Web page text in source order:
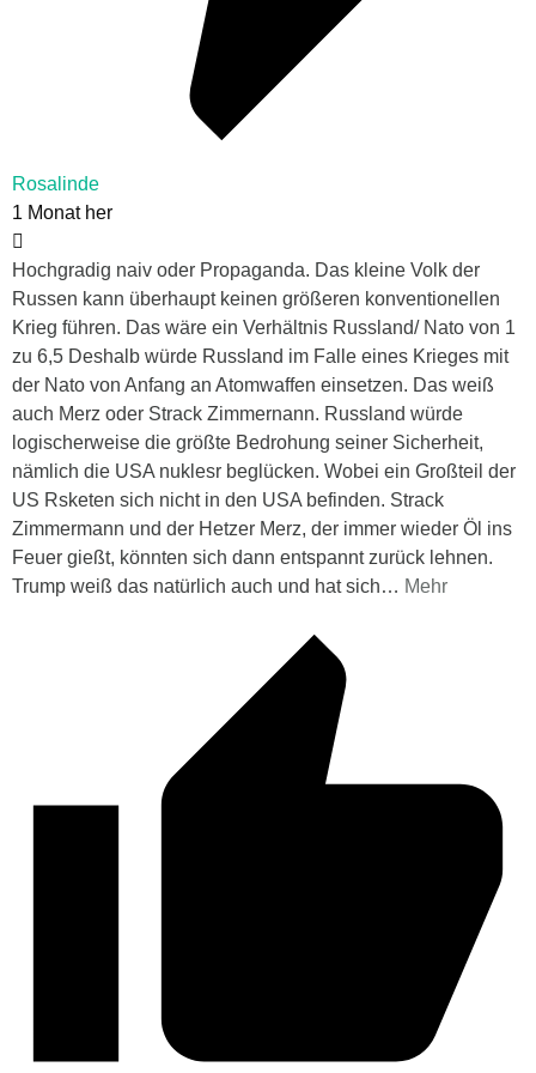
Rosalinde
1 Monat her
Hochgradig naiv oder Propaganda. Das kleine Volk der
Russen kann überhaupt keinen größeren konventionellen
Krieg führen. Das wäre ein Verhältnis Russland/ Nato von 1
zu 6,5 Deshalb würde Russland im Falle eines Krieges mit
der Nato von Anfang an Atomwaffen einsetzen. Das weiß
auch Merz oder Strack Zimmernann. Russland würde
logischerweise die größte Bedrohung seiner Sicherheit,
nämlich die USA nuklesr beglücken. Wobei ein Großteil der
US Rsketen sich nicht in den USA befinden. Strack
Zimmermann und der Hetzer Merz, der immer wieder Öl ins
Feuer gießt, könnten sich dann entspannt zurück lehnen.
Trump weiß das natürlich auch und hat sich… Mehr